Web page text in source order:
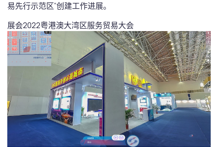
易先行示范区”创建工作进展。
展会2022粤港澳大湾区服务贸易大会